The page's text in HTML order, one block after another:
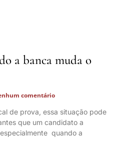
a banca muda o
comentário
de prova, essa situação pode
que um candidato a
quando a